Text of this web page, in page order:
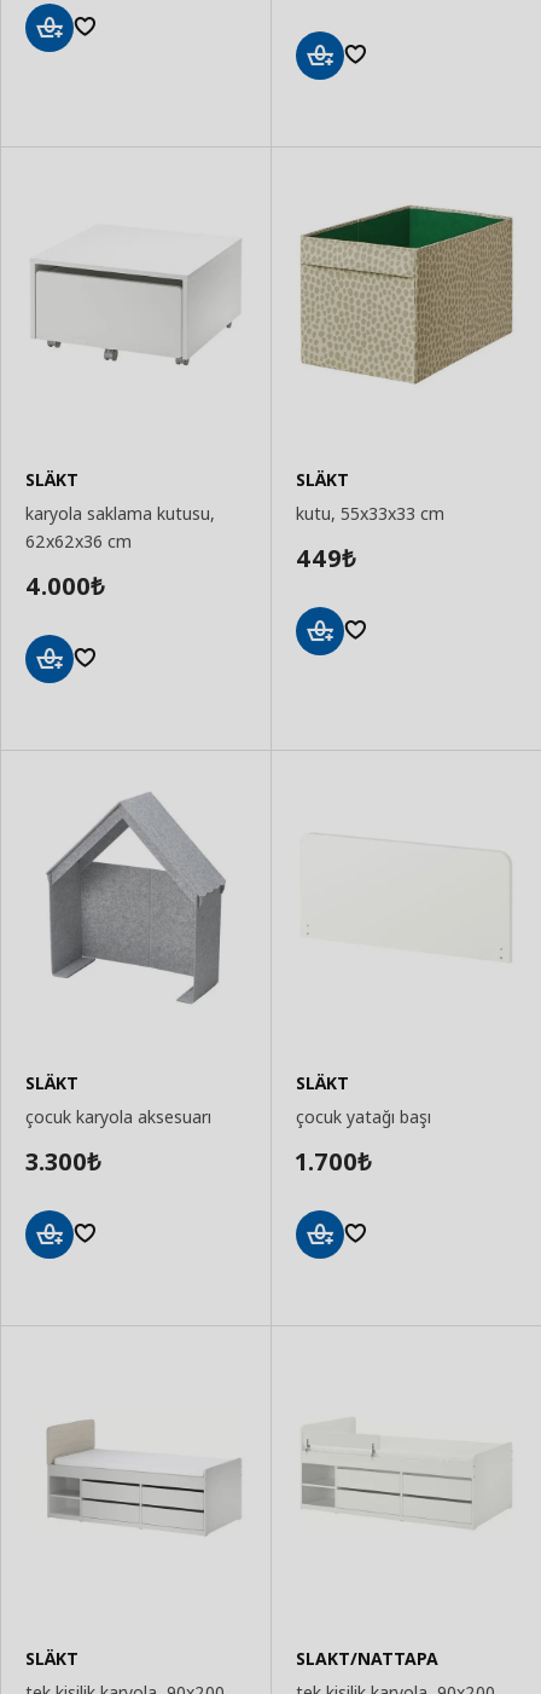
SLÄKT
karyola saklama kutusu,
62x62x36 cm
4.000₺
SLÄKT
kutu, 55x33x33 cm
449₺
SLÄKT
çocuk karyola aksesuarı
3.300₺
SLÄKT
çocuk yatağı başı
1.700₺
SLÄKT
SLAKT/NATTAPA